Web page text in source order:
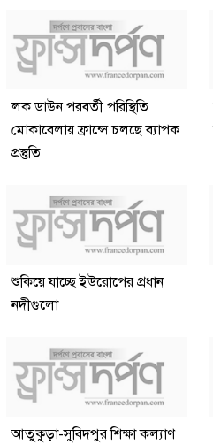
লক ডাউন পরবর্তী পরিস্থিতি
মোকাবেলায় ফ্রান্সে চলছে ব্যাপক
প্রস্তুতি
শুকিয়ে যাচ্ছে ইউরোপের প্রধান
নদীগুলো
আতুকুড়া-সুবিদপুর শিক্ষা কল্যাণ